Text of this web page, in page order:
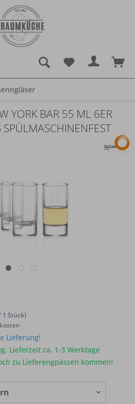
YORK BAR 55 ML 6ER
SPÜLMASCHINENFEST
1 Stück)
Lieferung!
Lieferzeit ca. 1-3 Werktage
zu Lieferengpässen kommen!